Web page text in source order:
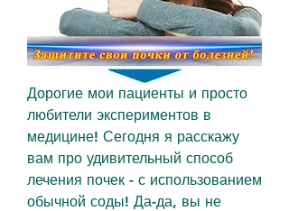
Дорогие мои пациенты и просто
любители экспериментов в
медицине! Сегодня я расскажу
вам про удивительный способ
лечения почек - с использованием
обычной соды! Да-да, вы не